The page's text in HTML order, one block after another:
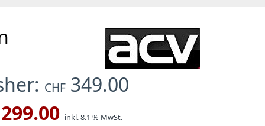
CHF349.00
inkl. 8.1 % MwSt.